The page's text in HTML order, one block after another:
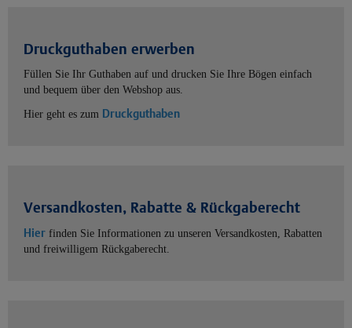
Druckguthaben erwerben
Füllen Sie Ihr Guthaben auf und drucken Sie Ihre Bögen einfach
und bequem über den Webshop aus.
Hier geht es zum Druckguthaben
Versandkosten, Rabatte & Rückgaberecht
Hier finden Sie Informationen zu unseren Versandkosten, Rabatten
und freiwilligem Rückgaberecht.